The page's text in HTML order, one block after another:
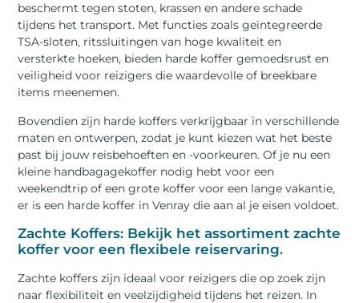
beschermt tegen stoten, krassen en andere schade
tijdens het transport. Met functies zoals geïntegreerde
TSA-sloten, ritssluitingen van hoge kwaliteit en
versterkte hoeken, bieden harde koffer gemoedsrust en
veiligheid voor reizigers die waardevolle of breekbare
items meenemen.
Bovendien zijn harde koffers verkrijgbaar in verschillende
maten en ontwerpen, zodat je kunt kiezen wat het beste
past bij jouw reisbehoeften en -voorkeuren. Of je nu een
kleine handbagagekoffer nodig hebt voor een
weekendtrip of een grote koffer voor een lange vakantie,
er is een harde koffer in Venray die aan al je eisen voldoet.
Zachte Koffers: Bekijk het assortiment zachte
koffer voor een flexibele reiservaring.
Zachte koffers zijn ideaal voor reizigers die op zoek zijn
naar flexibiliteit en veelzijdigheid tijdens het reizen. In